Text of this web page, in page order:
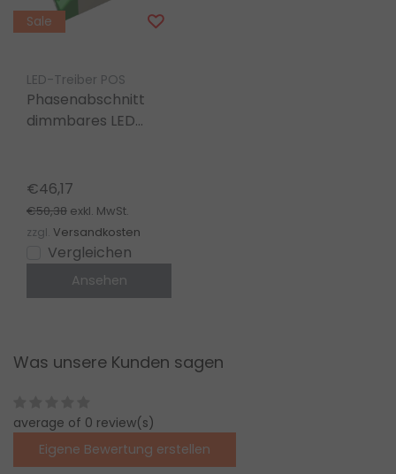
Sale
LED-Treiber POS
Phasenabschnitt
dimmbares LED
FTPC75V12-D
€46,17
€50,38 exkl. MwSt.
zzgl. Versandkosten
Vergleichen
Ansehen
Was unsere Kunden sagen
average of 0 review(s)
Eigene Bewertung erstellen